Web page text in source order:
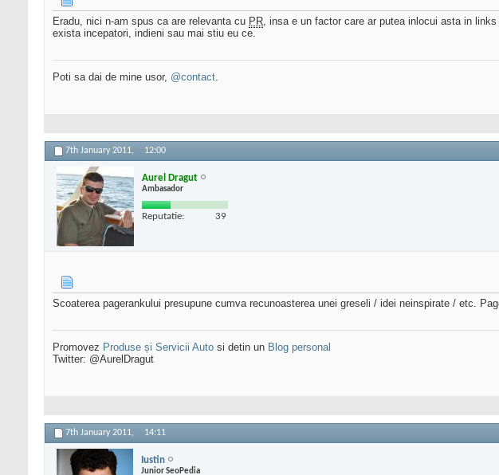
Eradu, nici n-am spus ca are relevanta cu PR, insa e un factor care ar putea inlocui asta in
exista incepatori, indieni sau mai stiu eu ce.
Poti sa dai de mine usor, @contact.
7th January 2011, 12:00
Aurel Dragut
Ambasador
Reputatie: 39
Scoaterea pagerankului presupune cumva recunoasterea unei greseli / idei neinspirate / etc.
Promovez Produse și Servicii Auto si detin un Blog personal
Twitter: @AurelDragut
7th January 2011, 14:11
Iustin
Junior SeoPedia